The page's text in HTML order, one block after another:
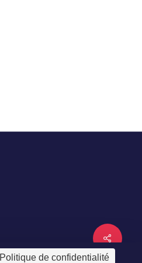
Share
Politique de confidentialité